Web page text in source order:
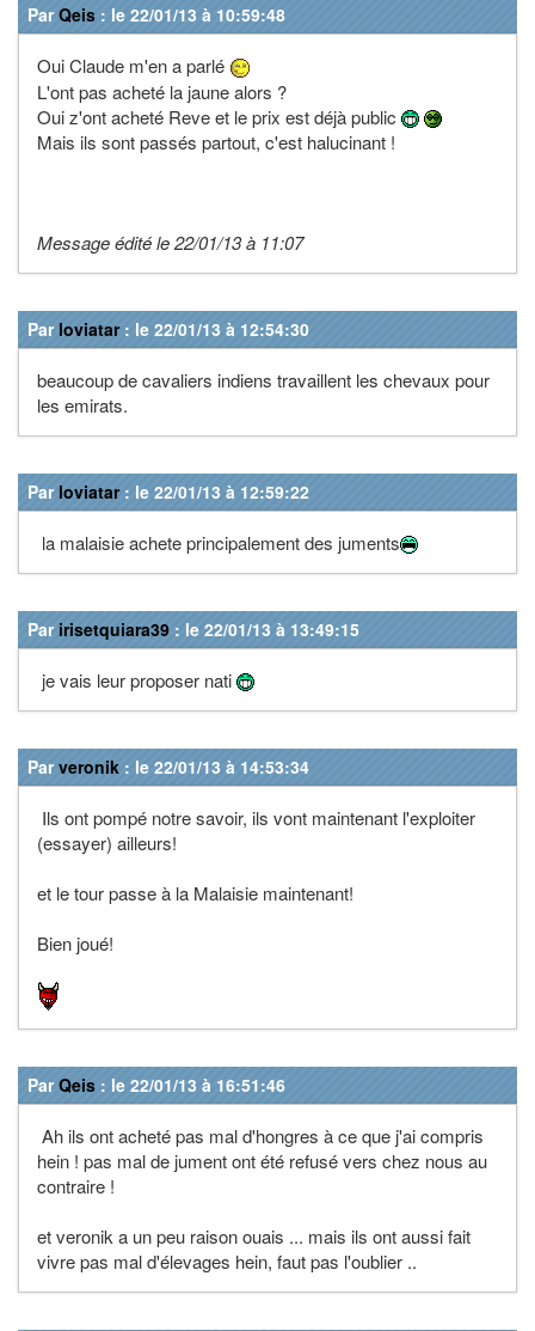
ParQeis : le 22/01/13 à 10:59:48
Oui Claude m'en a parlé
L'ont pas acheté la jaune alors ?
Oui z'ont acheté Reve et le prix est déjà public
Mais ils sont passés partout, c'est halucinant !
Message édité le 22/01/13 à 11:07
Par loviatar: le 22/01/13 à 12:54:30
beaucoup de cavaliers indiens travaillent les chevaux pour
les emirats.
Par loviatar: le 22/01/13 à 12:59:22
la malaisie achete principalement des juments
Par irisetquiara39 : le 22/01/13 à 13:49:15
je vais leur proposer nati
Parveronik : le 22/01/13 à 14:53:34
Ils ont pompé notre savoir, ils vont maintenant l'exploiter
(essayer) ailleurs!
et le tour passe à la Malaisie maintenant!
Bien joué!
ParQeis : le 22/01/13 à 16:51:46
Ah ils ont acheté pas mal d'hongres à ce que j'ai compris
hein ! pas mal de jument ont été refusé vers chez nous au
contraire !
et veronik a un peu raison ouais ... mais ils ont aussi fait
vivre pas mal d'élevages hein, faut pas l'oublier ..